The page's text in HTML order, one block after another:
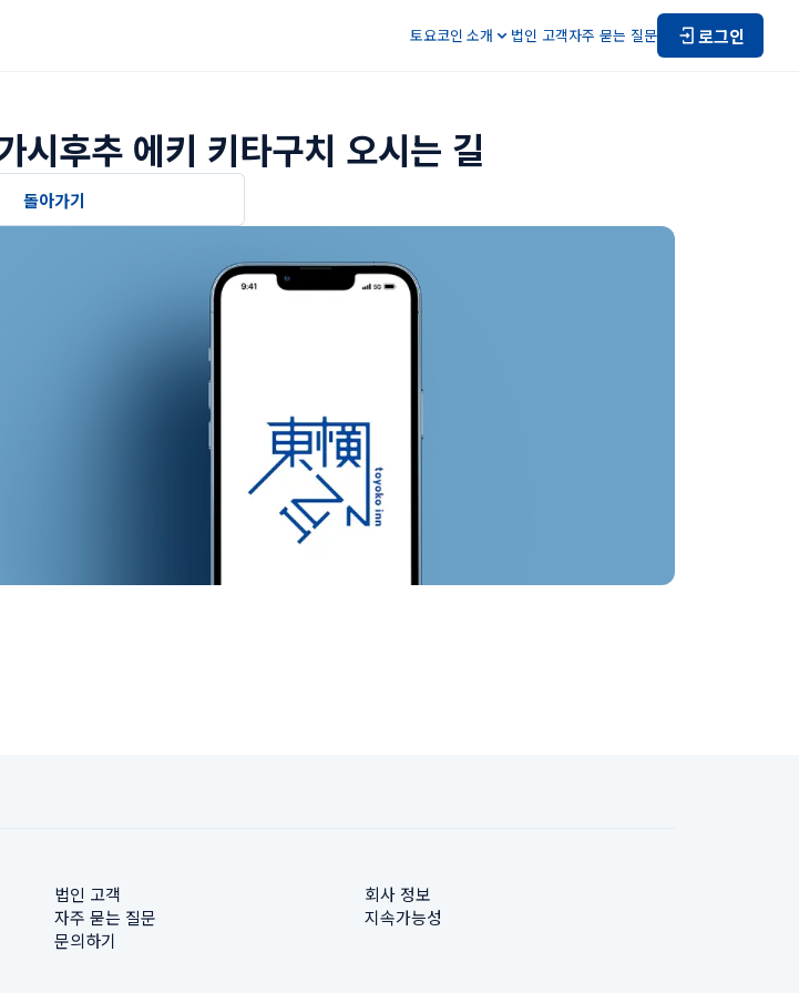
토요코인 소개 법인 고객자주 묻는 질문 로그인
시후추 에키 키타구치 오시는 길
돌아가기
법인 고객
자주 묻는 질문
문의하기
회사 정보
지속가능성